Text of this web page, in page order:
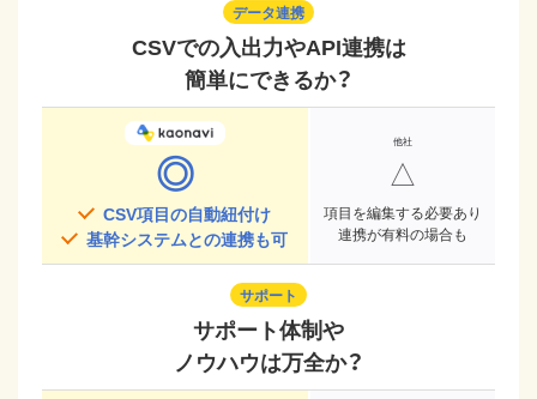
データ連携
CSVでの入出力やAPI連携は
簡単にできるか？
◎
CSV項目の自動紐付け
基幹システムとの連携も可
△
項目を編集する必要あり
連携が有料の場合も
サポート
サポート体制や
ノウハウは万全か？